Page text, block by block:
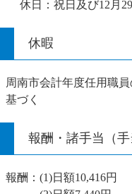
休日：祝日及び12月29
休暇
周南市会計年度任用職
基づく
報酬・諸手当（手
報酬：(1)日額10,416円